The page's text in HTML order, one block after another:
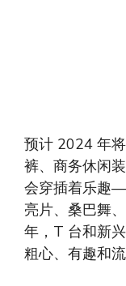
预计 2024 年
裤、商务休闲
会穿插着乐趣
亮片、桑巴舞
年，T 台和新
粗心、有趣和